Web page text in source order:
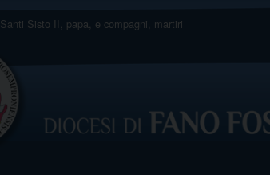
Santi Sisto II, papa, e compagni, martiri